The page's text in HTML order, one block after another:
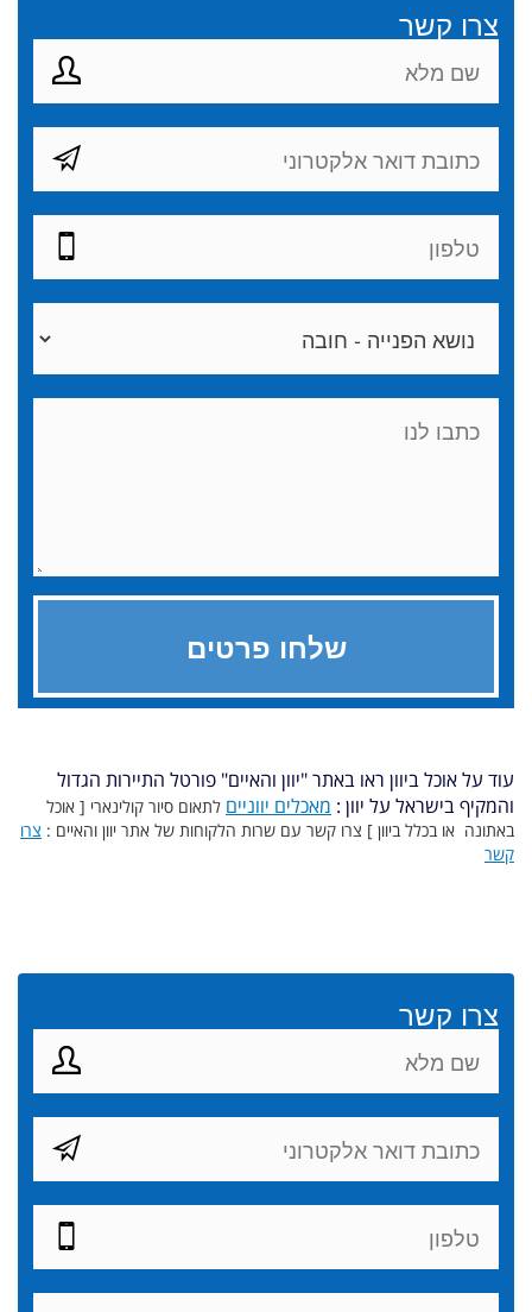
עוד על אוכל ביוון ראו באתר "יוון והאיים" פורטל התיירות הגדול
והמקיף בישראל על יוון : מאכלים יווניים לתאום סיור קולינארי [ אוכל
באתונה או בכלל ביוון ] צרו קשר עם שרות הלקוחות של אתר יוון והאיים : צרו
קשר